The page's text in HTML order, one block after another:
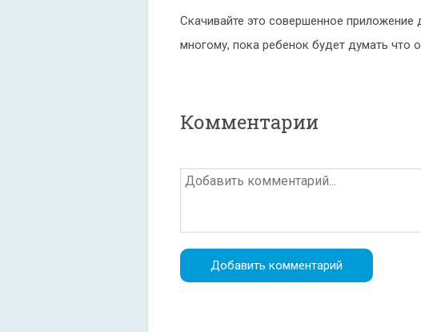
Скачивайте это совершенное приложение
многому, пока ребенок будет думать что
Комментарии